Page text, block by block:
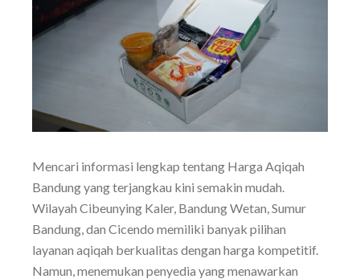
Mencari informasi lengkap tentang Harga Aqiqah
Bandung yang terjangkau kini semakin mudah.
Wilayah Cibeunying Kaler, Bandung Wetan, Sumur
Bandung, dan Cicendo memiliki banyak pilihan
layanan aqiqah berkualitas dengan harga kompetitif.
Namun, menemukan penyedia yang menawarkan